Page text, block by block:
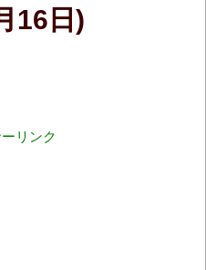
16日)
リンク